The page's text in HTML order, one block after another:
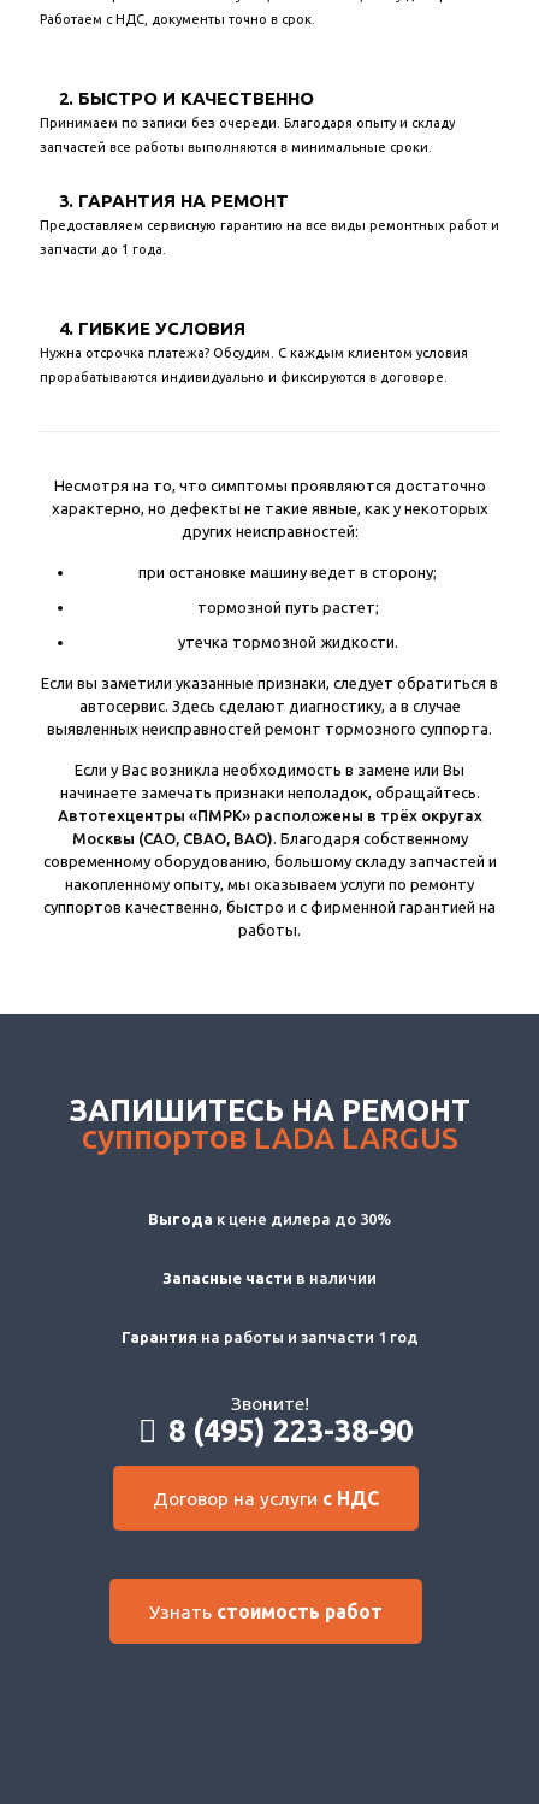
Работаем с НДС, документы точно в срок.
2. БЫСТРО И КАЧЕСТВЕННО
Принимаем по записи без очереди. Благодаря опыту и складу
запчастей все работы выполняются в минимальные сроки.
3. ГАРАНТИЯ НА РЕМОНТ
Предоставляем сервисную гарантию на все виды ремонтных работ и
запчасти до 1 года.
4. ГИБКИЕ УСЛОВИЯ
Нужна отсрочка платежа? Обсудим. С каждым клиентом условия
прорабатываются индивидуально и фиксируются в договоре.
Несмотря на то, что симптомы проявляются достаточно
характерно, но дефекты не такие явные, как у некоторых
других неисправностей:
при остановке машину ведет в сторону;
тормозной путь растет;
утечка тормозной жидкости.
Если вы заметили указанные признаки, следует обратиться в
автосервис. Здесь сделают диагностику, а в случае
выявленных неисправностей ремонт тормозного суппорта.
Если у Вас возникла необходимость в замене или Вы
начинаете замечать признаки неполадок, обращайтесь.
Автотехцентры «ПМРК» расположены в трёх округах
Москвы (САО, СВАО, ВАО) . Благодаря собственному
современному оборудованию, большому складу запчастей и
накопленному опыту, мы оказываем услуги по ремонту
суппортов качественно, быстро и с фирменной гарантией на
работы.
ЗАПИШИТЕСЬ НА РЕМОНТ
суппортов LADA LARGUS
Выгода к цене дилера до 30%
Запасные части в наличии
Гарантия на работы и запчасти 1 год
Звоните!
8 (495) 223-38-90
Договор на услуги с НДС
Узнать стоимость работ